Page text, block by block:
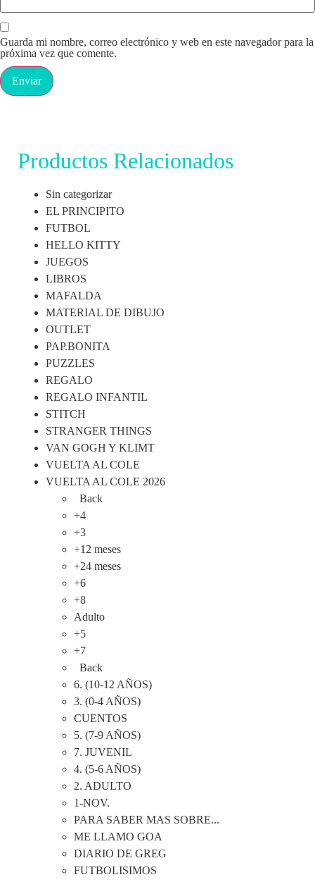
Guarda mi nombre, correo electrónico y web en este navegador para la
próxima vez que comente.
Productos Relacionados
Sin categorizar
EL PRINCIPITO
FUTBOL
HELLO KITTY
JUEGOS
LIBROS
MAFALDA
MATERIAL DE DIBUJO
OUTLET
PAP.BONITA
PUZZLES
REGALO
REGALO INFANTIL
STITCH
STRANGER THINGS
VAN GOGH Y KLIMT
VUELTA AL COLE
VUELTA AL COLE 2026
Back
+4
+3
+12 meses
+24 meses
+6
+8
Adulto
+5
+7
Back
6. (10-12 AÑOS)
3. (0-4 AÑOS)
CUENTOS
5. (7-9 AÑOS)
7. JUVENIL
4. (5-6 AÑOS)
2. ADULTO
1-NOV.
PARA SABER MAS SOBRE...
ME LLAMO GOA
DIARIO DE GREG
FUTBOLISIMOS